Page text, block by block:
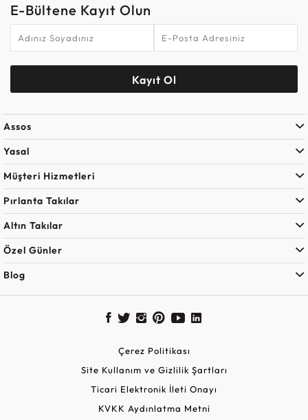
E-Bültene Kayıt Olun
Kayıt Ol
Assos
Yasal
Müşteri Hizmetleri
Pırlanta Takılar
Altın Takılar
Özel Günler
Blog
Çerez Politikası
Site Kullanım ve Gizlilik Şartları
Ticari Elektronik İleti Onayı
KVKK Aydınlatma Metni